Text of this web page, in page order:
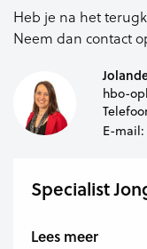
Heb je na het
Neem dan contact
hbo-
E-mail:
Specialist
Lees meer